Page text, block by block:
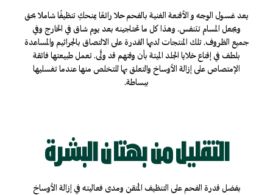
يعد غسول الوجه و الأقنعة الغنية بالفحم حلا رائعًا يمنحكِ تنظيفًا شاملا بحق
ويجعل المسام تتنفس. وهذا كل ما تحتاجينه بعد يوم شاق في الخارج وفي
جميع الظروف. تلك المنتجات لديها القدرة على الالتصاق بالجراثيم والمساعدة
بلطف في إقناع خلايا الجلد الميتة بأن وقتهم قد ولَّى. تعمل طبيعتها فائقة
الإمتصاص على إزالة الأوساخ والتعلق بها للتخلص منها عندما تغسليها
ببساطة.
التقليل من بهتان البشرة
بفضل قدرة الفحم على التنظيف المُتقن ومدى فعاليته في إزالة الأوساخ